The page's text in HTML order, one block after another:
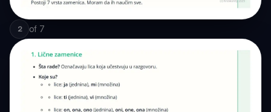
2 of 7